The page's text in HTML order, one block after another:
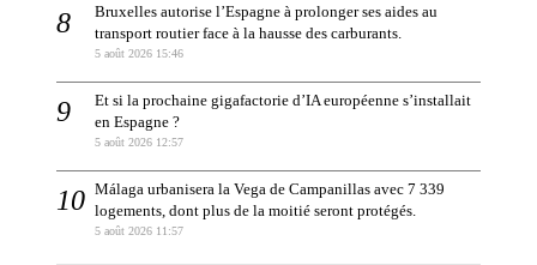
Bruxelles autorise l’Espagne à prolonger ses aides au
transport routier face à la hausse des carburants.
5 août 2026 15:46
Et si la prochaine gigafactorie d’IA européenne s’installait
en Espagne ?
5 août 2026 12:57
Málaga urbanisera la Vega de Campanillas avec 7 339
logements, dont plus de la moitié seront protégés.
5 août 2026 11:57